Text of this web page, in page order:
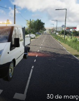
30 de